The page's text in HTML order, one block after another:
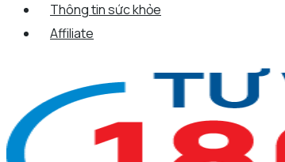
Thông tin sức khỏe
Affiliate